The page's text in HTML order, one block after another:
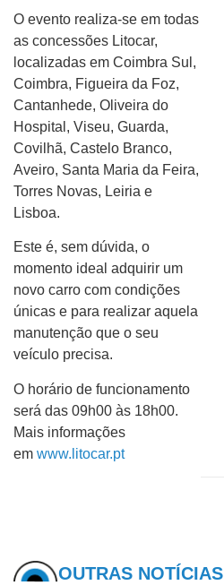
O evento realiza-se em todas
as concessões Litocar,
localizadas em Coimbra Sul,
Coimbra, Figueira da Foz,
Cantanhede, Oliveira do
Hospital, Viseu, Guarda,
Covilhã, Castelo Branco,
Aveiro, Santa Maria da Feira,
Torres Novas, Leiria e
Lisboa.
Este é, sem dúvida, o
momento ideal adquirir um
novo carro com condições
únicas e para realizar aquela
manutenção que o seu
veículo precisa.
O horário de funcionamento
será das 09h00 às 18h00.
Mais informações
em www.litocar.pt
OUTRAS NOTÍCIAS